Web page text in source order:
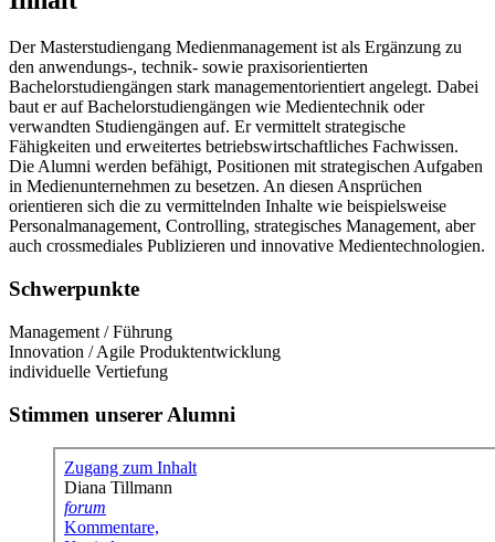
Der Masterstudiengang Medienmanagement ist als Ergänzung zu
den anwendungs-, technik- sowie praxisorientierten
Bachelorstudiengängen stark managementorientiert angelegt. Dabei
baut er auf Bachelorstudiengängen wie Medientechnik oder
verwandten Studiengängen auf. Er vermittelt strategische
Fähigkeiten und erweitertes betriebswirtschaftliches Fachwissen.
Die Alumni werden befähigt, Positionen mit strategischen Aufgaben
in Medienunternehmen zu besetzen. An diesen Ansprüchen
orientieren sich die zu vermittelnden Inhalte wie beispielsweise
Personalmanagement, Controlling, strategisches Management, aber
auch crossmediales Publizieren und innovative Medientechnologien.
Schwerpunkte
Management / Führung
Innovation / Agile Produktentwicklung
individuelle Vertiefung
Stimmen unserer Alumni